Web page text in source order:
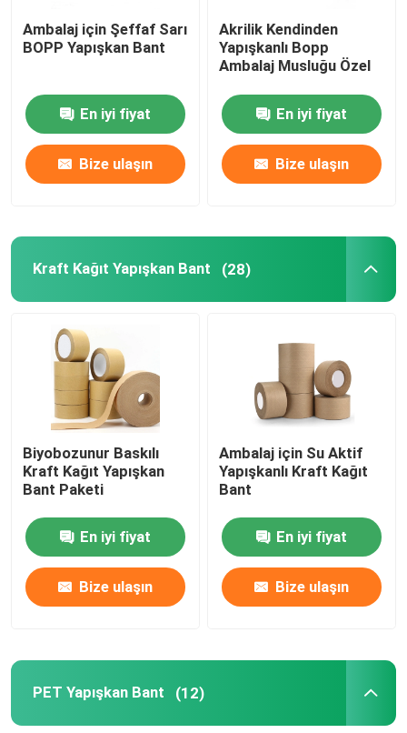
MOPP Bant
Koruyucu Film Rulosu
Kraft Kağıt Jumbo Rulo
Ambalaj için Şeffaf Sarı
BOPP Yapışkan Bant
En iyi fiyat
Bize ulaşın
Akrilik Kendinden
Yapışkanlı Bopp
Ambalaj Musluğu Özel
En iyi fiyat
Bize ulaşın
Kraft Kağıt Yapışkan Bant (28)
Biyobozunur Baskılı
Kraft Kağıt Yapışkan
Bant Paketi
En iyi fiyat
Bize ulaşın
Ambalaj için Su Aktif
Yapışkanlı Kraft Kağıt
Bant
En iyi fiyat
Bize ulaşın
PET Yapışkan Bant (12)